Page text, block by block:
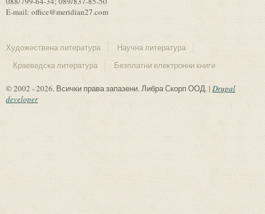
E-mail: office@meridian27.com
Художествена литература
Научна литература
Краеведска литература
Безплатни електронни книги
© 2002 - 2026. Всички права запазени. Либра Скорп ООД. | Drupal
developer